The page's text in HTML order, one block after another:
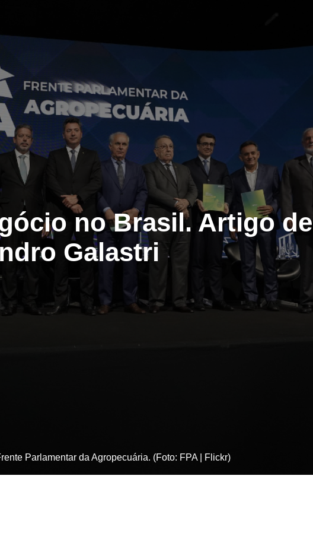
no Brasil. Artigo de
Galastri
Parlamentar da Agropecuária. (Foto: FPA | Flickr)